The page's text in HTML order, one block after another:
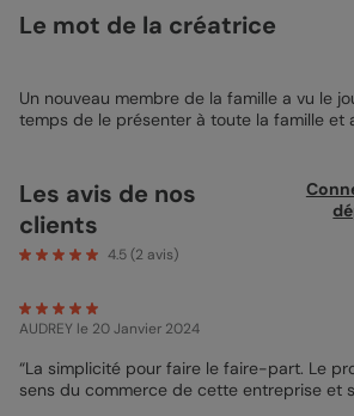
Le mot de la créatrice
Un nouveau membre de la famille a vu le
temps de le présenter à toute la famille et
belle journée de printemps… Les bébés
bourgeons qui éclosent et qui se
magnifiques fleurs ! Mettez donc en valeur
sein d’un cadre crème parsemé de petites
inspirer du petit texte pré-inscrit pour faire
bout de chou ou bien opter pour un
annonce qui vous ressemble ! Nous nous
mettre en valeur grâce à la mise en page
Les avis de nos
clients
4.5(2 avis)
AUDREY le 20 Janvier 2024
“La simplicité pour faire le faire-part. Le
sens du commerce de cette entreprise et